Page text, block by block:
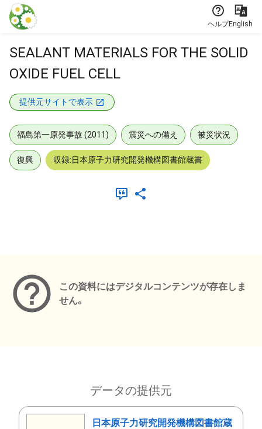
本文に飛ぶ
ヘルプEnglish
SEALANT MATERIALS FOR THE SOLID
OXIDE FUEL CELL
提供元サイトで表示
福島第一原発事故 (2011) 震災への備え 被災状況
復興 収録:日本原子力研究開発機構図書館蔵書
この資料にはデジタルコンテンツが存在しま
せん。
データの提供元
日本原子力研究開発機構図書館蔵